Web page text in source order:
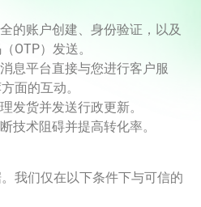
的账户创建、身份验证，以及
OTP）发送。
息平台直接与您进行客户服
面的互动。
发货并发送行政更新。
技术阻碍并提高转化率。
我们仅在以下条件下与可信的